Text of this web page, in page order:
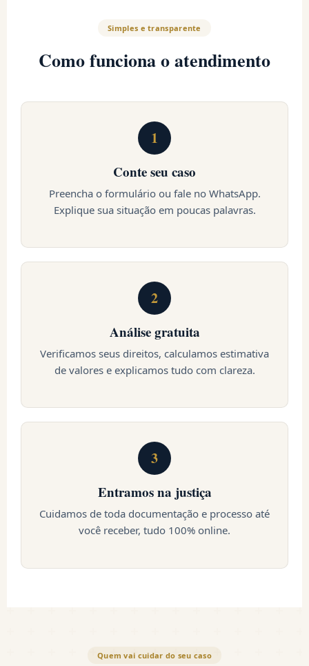
Simples e transparente
Como funciona o atendimento
1
Conte seu caso
Preencha o formulário ou fale no WhatsApp.
Explique sua situação em poucas palavras.
2
Análise gratuita
Verificamos seus direitos, calculamos estimativa
de valores e explicamos tudo com clareza.
3
Entramos na justiça
Cuidamos de toda documentação e processo até
você receber, tudo 100% online.
Quem vai cuidar do seu caso